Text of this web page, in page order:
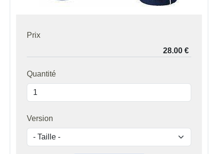
Prix
Quantité
Version